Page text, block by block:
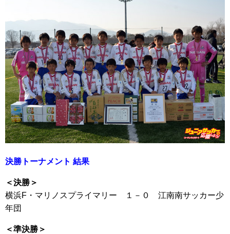
決勝トーナメント 結果
＜決勝＞
横浜F・マリノスプライマリー １－０ 江南南サッカー少
年団
＜準決勝＞